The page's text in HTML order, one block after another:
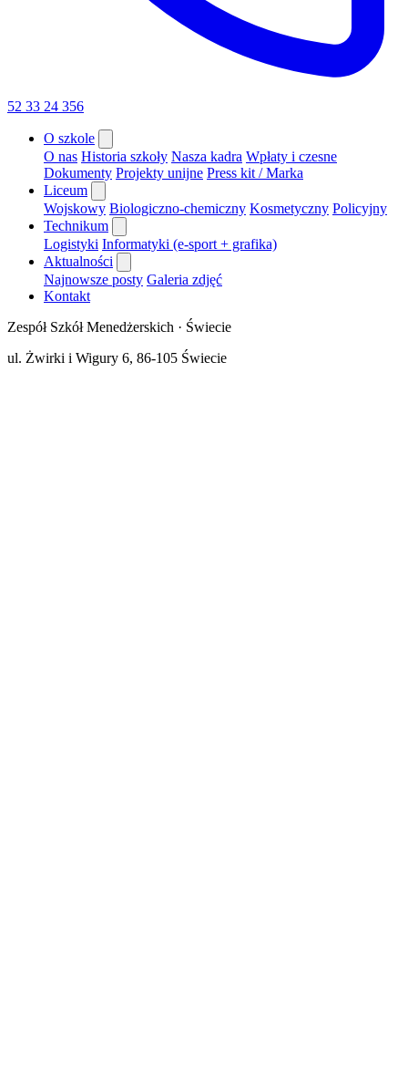
52 33 24 356
O szkole
O nas Historia szkoły Nasza kadra Wpłaty i czesne
Dokumenty Projekty unijne Press kit / Marka
Liceum
Wojskowy Biologiczno-chemiczny Kosmetyczny Policyjny
Technikum
Logistyki Informatyki (e-sport + grafika)
Aktualności
Najnowsze posty Galeria zdjęć
Kontakt
Zespół Szkół Menedżerskich · Świecie
ul. Żwirki i Wigury 6, 86-105 Świecie